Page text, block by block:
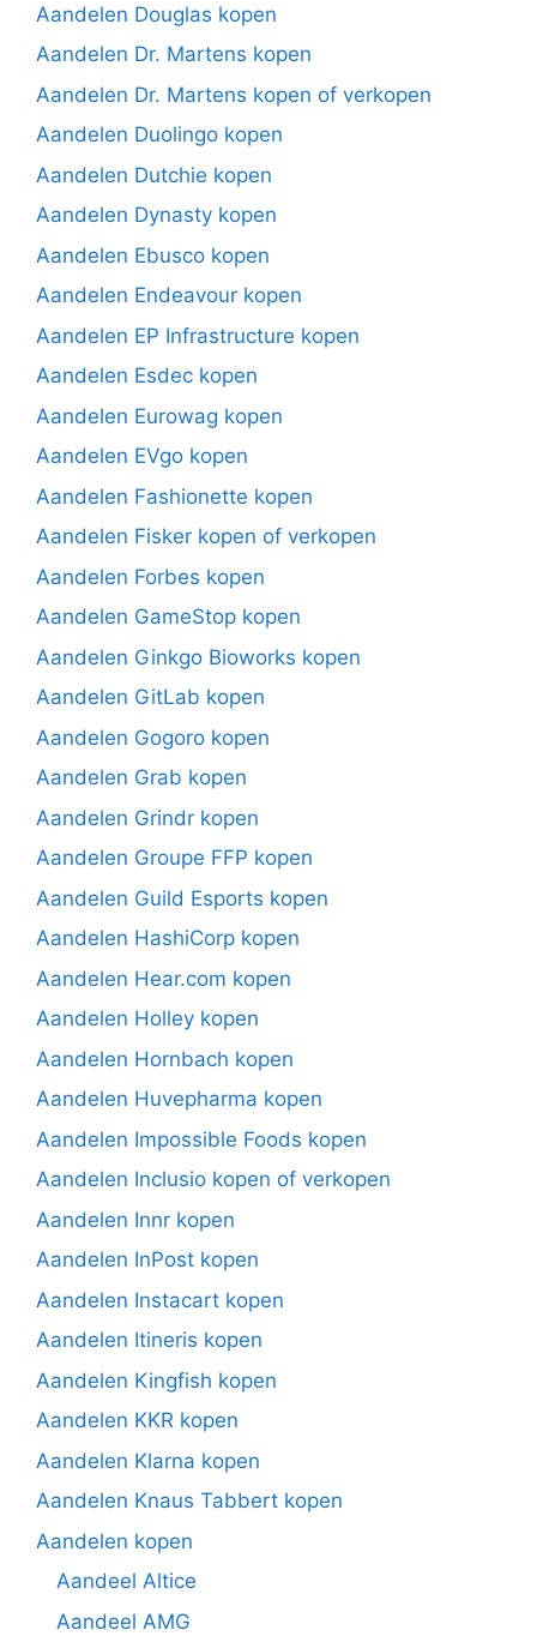
Aandelen Douglas kopen
Aandelen Dr. Martens kopen
Aandelen Dr. Martens kopen of verkopen
Aandelen Duolingo kopen
Aandelen Dutchie kopen
Aandelen Dynasty kopen
Aandelen Ebusco kopen
Aandelen Endeavour kopen
Aandelen EP Infrastructure kopen
Aandelen Esdec kopen
Aandelen Eurowag kopen
Aandelen EVgo kopen
Aandelen Fashionette kopen
Aandelen Fisker kopen of verkopen
Aandelen Forbes kopen
Aandelen GameStop kopen
Aandelen Ginkgo Bioworks kopen
Aandelen GitLab kopen
Aandelen Gogoro kopen
Aandelen Grab kopen
Aandelen Grindr kopen
Aandelen Groupe FFP kopen
Aandelen Guild Esports kopen
Aandelen HashiCorp kopen
Aandelen Hear.com kopen
Aandelen Holley kopen
Aandelen Hornbach kopen
Aandelen Huvepharma kopen
Aandelen Impossible Foods kopen
Aandelen Inclusio kopen of verkopen
Aandelen Innr kopen
Aandelen InPost kopen
Aandelen Instacart kopen
Aandelen Itineris kopen
Aandelen Kingfish kopen
Aandelen KKR kopen
Aandelen Klarna kopen
Aandelen Knaus Tabbert kopen
Aandelen kopen
Aandeel Altice
Aandeel AMG